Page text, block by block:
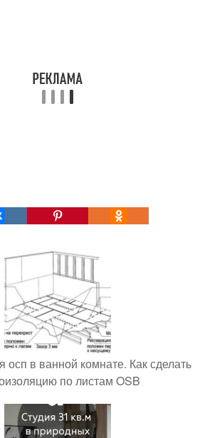
осп в ванной комнате. Как сделать
по листам OSB